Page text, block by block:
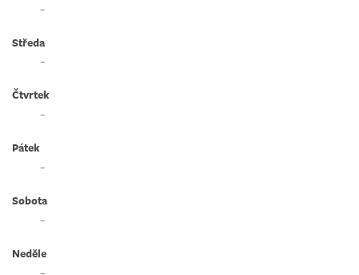
–
Středa
–
Čtvrtek
–
Pátek
–
Sobota
–
Neděle